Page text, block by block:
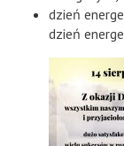
dzień
dzień